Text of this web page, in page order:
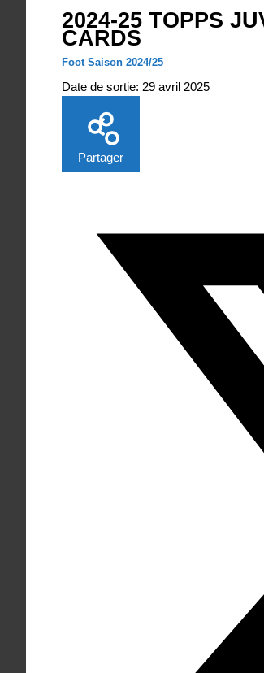
2024-25 TOPPS
CARDS
Foot Saison 2024/25
Date de sortie: 29 avril 2025
Partager